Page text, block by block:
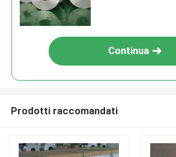
Continua
Prodotti raccomandati